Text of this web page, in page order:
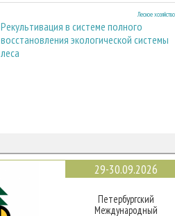
Лесное хозяйство
Рекультивация в системе полного
восстановления экологической системы
леса
29-30.09.2026
Петербургский
Международный